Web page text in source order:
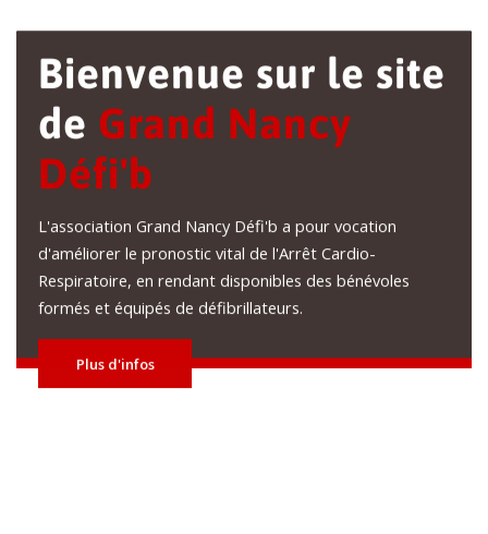
Bienvenue sur le site
de Grand Nancy
Défi'b
L'association Grand Nancy Défi'b a pour vocation
d'améliorer le pronostic vital de l'Arrêt Cardio-
Respiratoire, en rendant disponibles des bénévoles
formés et équipés de défibrillateurs.
Plus d'infos